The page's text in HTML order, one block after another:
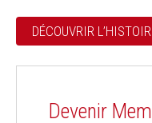
DÉCOUVRIR
Devenir